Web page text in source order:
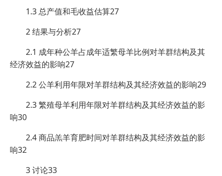
1.3 总产值和毛收益估算27
2 结果与分析27
2.1 成年种公羊占成年适繁母羊比例对羊群结构及其
经济效益的影响27
2.2 公羊利用年限对羊群结构及其经济效益的影响29
2.3 繁殖母羊利用年限对羊群结构及其经济效益的影
响30
2.4 商品羔羊育肥时间对羊群结构及其经济效益的影
响32
3 讨论33